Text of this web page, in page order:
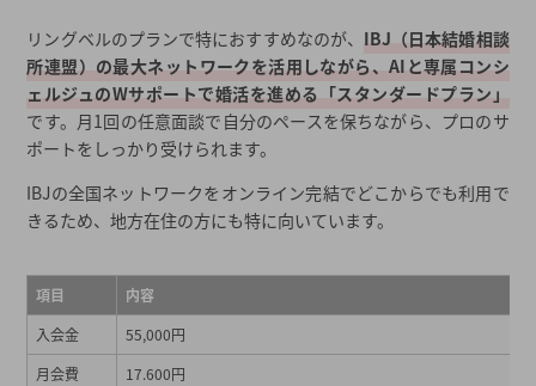
リングベルのプランで特におすすめなのが、 IBJ（日本結婚相談
所連盟）の最大ネットワークを活用しながら、AIと専属コンシ
ェルジュのWサポートで婚活を進める「スタンダードプラン」
です。月1回の任意面談で自分のペースを保ちながら、プロのサ
ポートをしっかり受けられます。
IBJの全国ネットワークをオンライン完結でどこからでも利用で
きるため、地方在住の方にも特に向いています。
項目
内容
入会金
55,000円
月会費
17.600円